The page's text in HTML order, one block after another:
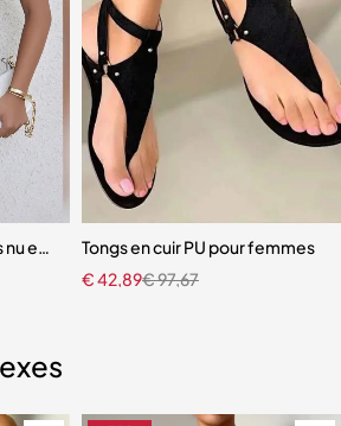
ensemble de 4 pièces
nu en dentelle florale
Tongs en cuir PU pour femmes
€97,67
€42,89